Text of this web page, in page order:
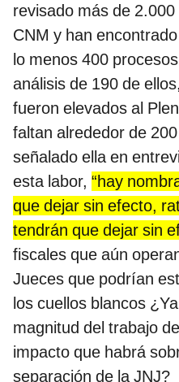
revisado más de
CNM y han
lo menos 400
análisis de 190 de
fueron elevados al
faltan alrededor de
señalado ella en
esta labor, “hay
que dejar sin efecto,
tendrán que dejar sin
fiscales que aún
Jueces que podrían
los cuellos blancos
magnitud del trabajo
impacto que habrá
separación de la JNJ?